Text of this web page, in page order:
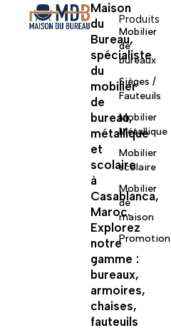
Maison
du
Bureau,
spécialiste
du
mobilier
de
bureau,
métallique
et
scolaire
à
Casablanca,
Maroc.
Explorez
notre
gamme :
bureaux,
armoires,
chaises,
fauteuils
Produits
Mobilier
de
bureaux
Sièges /
Fauteuils
Mobilier
Métallique
Mobilier
scolaire
Mobilier
de
maison
Promotion